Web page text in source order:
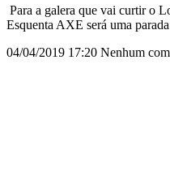
Para a galera que vai curtir o
Esquenta AXE será uma
04/04/2019 17:20 Nenhum